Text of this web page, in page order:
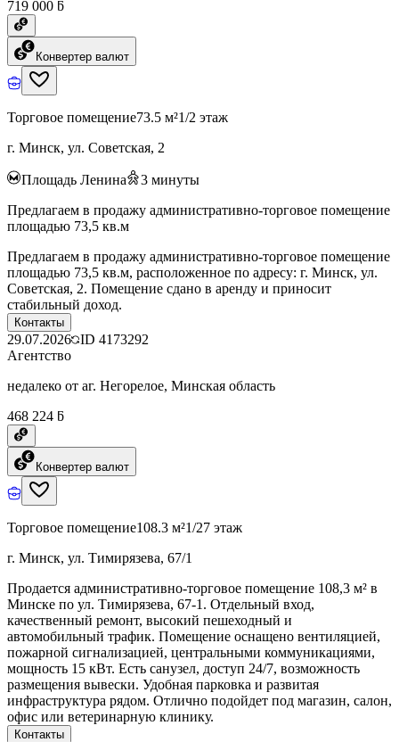
719 000 ƃ
Конвертер валют
Торговое помещение73.5 м²1/2 этаж
г. Минск, ул. Советская, 2
Площадь Ленина 3 минуты
Предлагаем в продажу административно-торговое помещение
площадью 73,5 кв.м
Предлагаем в продажу административно-торговое помещение
площадью 73,5 кв.м, расположенное по адресу: г. Минск, ул.
Советская, 2. Помещение сдано в аренду и приносит
стабильный доход.
Контакты
29.07.2026 ID 4173292
Агентство
недалеко от аг. Негорелое, Минская область
468 224 ƃ
Конвертер валют
Торговое помещение108.3 м²1/27 этаж
г. Минск, ул. Тимирязева, 67/1
Продается административно-торговое помещение 108,3 м² в
Минске по ул. Тимирязева, 67-1. Отдельный вход,
качественный ремонт, высокий пешеходный и
автомобильный трафик. Помещение оснащено вентиляцией,
пожарной сигнализацией, центральными коммуникациями,
мощность 15 кВт. Есть санузел, доступ 24/7, возможность
размещения вывески. Удобная парковка и развитая
инфраструктура рядом. Отлично подойдет под магазин, салон,
офис или ветеринарную клинику.
Контакты